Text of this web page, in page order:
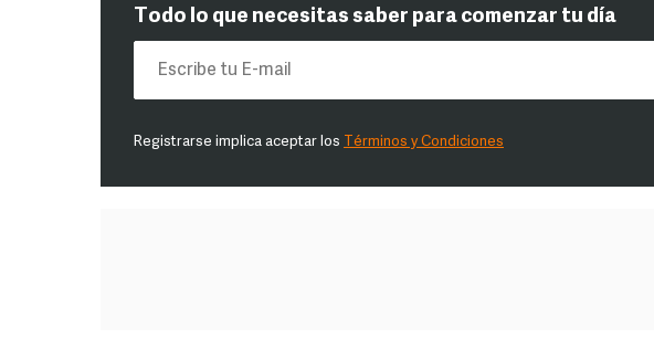
Todo lo que necesitas saber para comenzar tu día
Registrarse implica aceptar los Términos y Condiciones